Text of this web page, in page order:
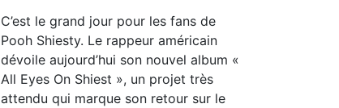
C’est le grand jour pour les fans de
Pooh Shiesty. Le rappeur américain
dévoile aujourd’hui son nouvel album «
All Eyes On Shiest », un projet très
attendu qui marque son retour sur le